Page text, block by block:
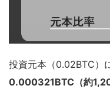
投資元本（0.02BTC）
0.000321BTC（約